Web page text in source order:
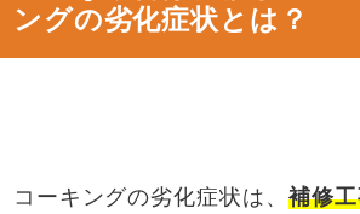
ングの劣化症状とは？
コーキングの劣化症状は、 補修